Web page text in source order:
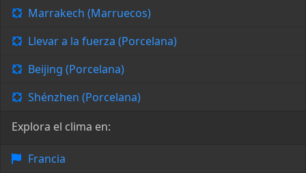
Marrakech (Marruecos)
Llevar a la fuerza (Porcelana)
Beijing (Porcelana)
Shénzhen (Porcelana)
Explora el clima en:
Francia